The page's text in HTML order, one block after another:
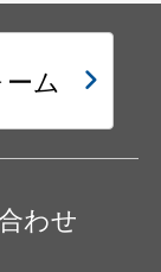
ム
わせ